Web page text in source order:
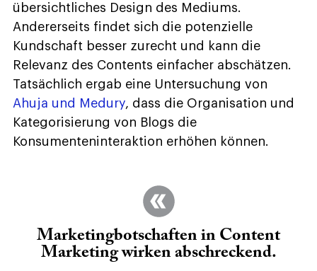
übersichtliches Design des Mediums.
Andererseits findet sich die potenzielle
Kundschaft besser zurecht und kann die
Relevanz des Contents einfacher abschätzen.
Tatsächlich ergab eine Untersuchung von
Ahuja und Medury, dass die Organisation und
Kategorisierung von Blogs die
Konsumenteninteraktion erhöhen können.
Marketingbotschaften in Content
Marketing wirken abschreckend.